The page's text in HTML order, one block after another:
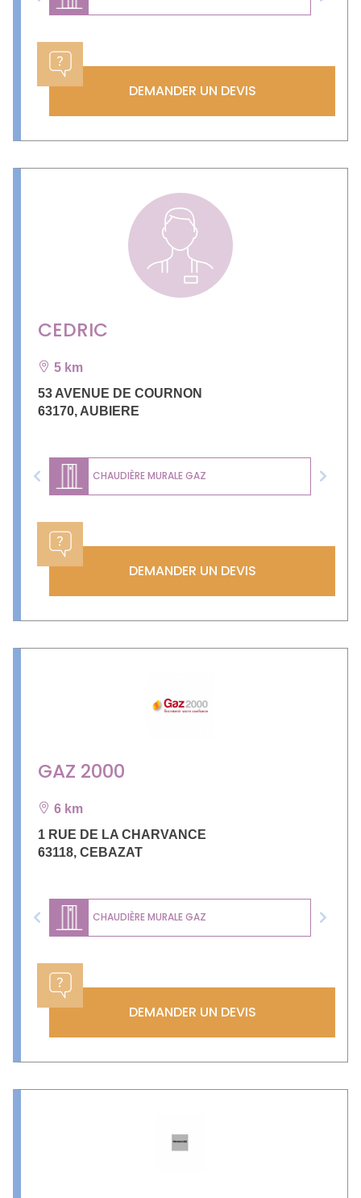
Previous Next
DEMANDER UN DEVIS
CEDRIC
5 km
53 AVENUE DE COURNON
63170, AUBIERE
CHAUDIÈRE MURALE GAZ
Previous Next
DEMANDER UN DEVIS
GAZ 2000
6 km
1 RUE DE LA CHARVANCE
63118, CEBAZAT
CHAUDIÈRE MURALE GAZ
Previous Next
DEMANDER UN DEVIS